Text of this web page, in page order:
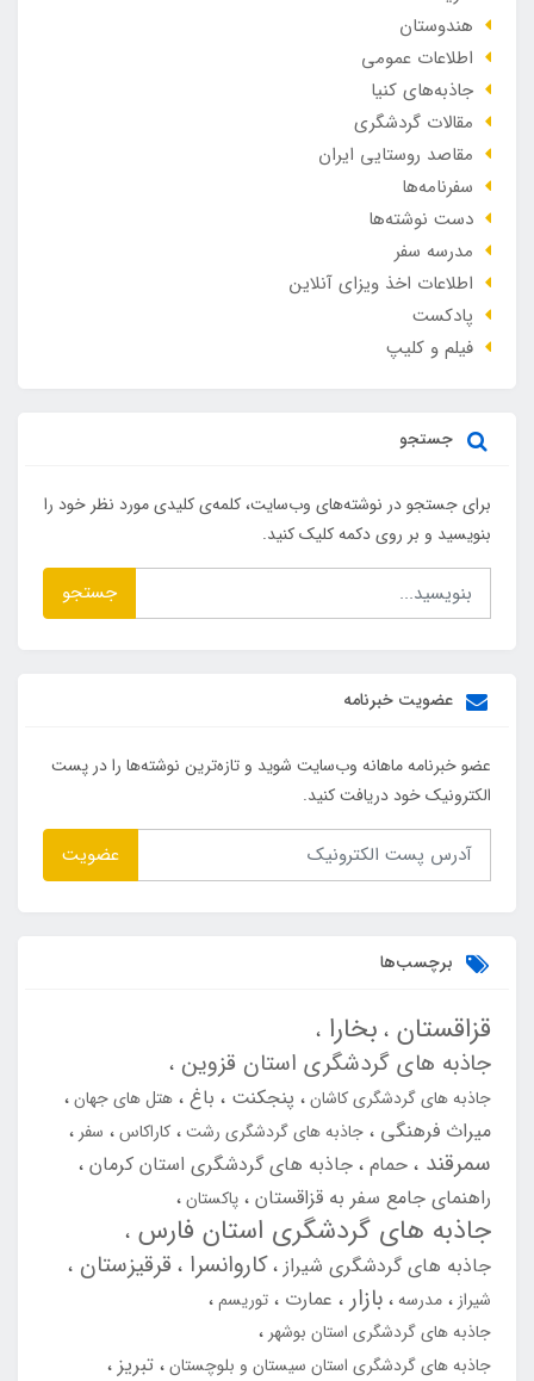
هندوستان
اطلاعات عمومی
جاذبه‌های کنیا
مقالات گردشگری
مقاصد روستایی ایران
سفرنامه‌ها
دست نوشته‌ها
مدرسه سفر
اطلاعات اخذ ویزای آنلاین
پادکست
فیلم و کلیپ
جستجو
برای جستجو در نوشته‌های وب‌سایت، کلمه‌ی کلیدی مورد نظر خود را
بنویسید و بر روی دکمه کلیک کنید.
جستجو
عضویت خبرنامه
عضو خبرنامه ماهانه وب‌سایت شوید و تازه‌ترین نوشته‌ها را در پست
الکترونیک خود دریافت کنید.
عضویت
برچسب‌ها
قزاقستان بخارا
جاذبه های گردشگری استان قزوین
جاذبه های گردشگری کاشان پنجکنت باغ هتل های جهان
میراث فرهنگی جاذبه های گردشگری رشت کاراکاس سفر
سمرقند حمام جاذبه های گردشگری استان کرمان
راهنمای جامع سفر به قزاقستان
پاکستان
جاذبه های گردشگری استان فارس
جاذبه های گردشگری شیراز کاروانسرا قرقیزستان
شیراز مدرسه بازار عمارت
توریسم
جاذبه های گردشگری استان بوشهر
جاذبه های گردشگری استان سیستان و بلوچستان تبریز